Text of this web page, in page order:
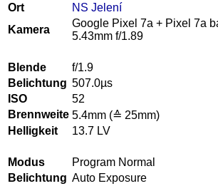
Ort
NS Jelení
Kamera
Google Pixel 7a + Pixel 7a
5.43mm f/1.89
Blende
f/1.9
Belichtung 507.0µs
ISO
52
Brennweite 5.4mm (≙ 25mm)
Helligkeit
13.7 LV
Modus
Program Normal
Belichtung Auto Exposure